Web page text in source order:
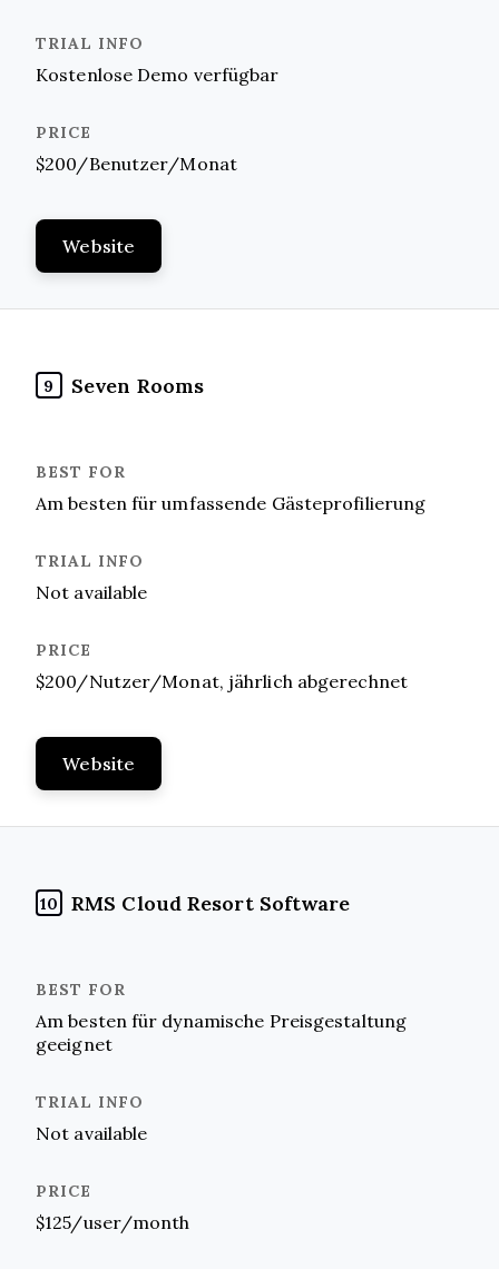
Kostenlose Demo verfügbar
$200/Benutzer/Monat
Website
9 Seven Rooms
Am besten für umfassende Gästeprofilierung
Not available
$200/Nutzer/Monat, jährlich abgerechnet
Website
10 RMS Cloud Resort Software
Am besten für dynamische Preisgestaltung
geeignet
Not available
$125/user/month